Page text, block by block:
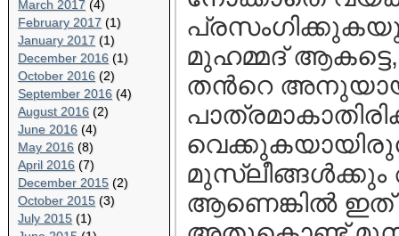
March 2017 (4)
February 2017 (1)
January 2017 (1)
December 2016 (1)
October 2016 (2)
September 2016 (4)
August 2016 (2)
June 2016 (4)
May 2016 (8)
April 2016 (7)
December 2015 (2)
October 2015 (3)
July 2015 (1)
മുഹമ്മദ്‌ ആകട്ടെ,
തന്‍റെ
മുസ്ലീങ്ങള്‍ക്കും
ആണെങ്കില്‍